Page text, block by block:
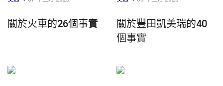
關於火車的26個事實
關於豐田凱美瑞的40
個事實